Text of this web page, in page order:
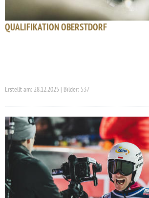
QUALIFIKATION OBERSTDORF
Erstellt am: 28.12.2025 | Bilder: 537